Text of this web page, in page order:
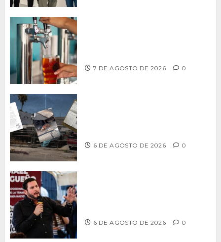
7 DE AGOSTO DE 2026 0
6 DE AGOSTO DE 2026 0
6 DE AGOSTO DE 2026 0